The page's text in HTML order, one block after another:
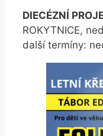
DIECÉZNÍ
ROKYTNICE,
další termíny: